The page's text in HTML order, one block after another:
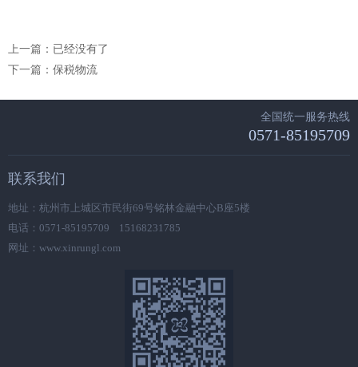
上一篇：已经没有了
下一篇： 保税物流
全国统一服务热线
0571-85195709
联系我们
地址：杭州市上城区市民街69号铭林金融中心B座5楼
电话：0571-85195709 15168231785
网址：www.xinrungl.com